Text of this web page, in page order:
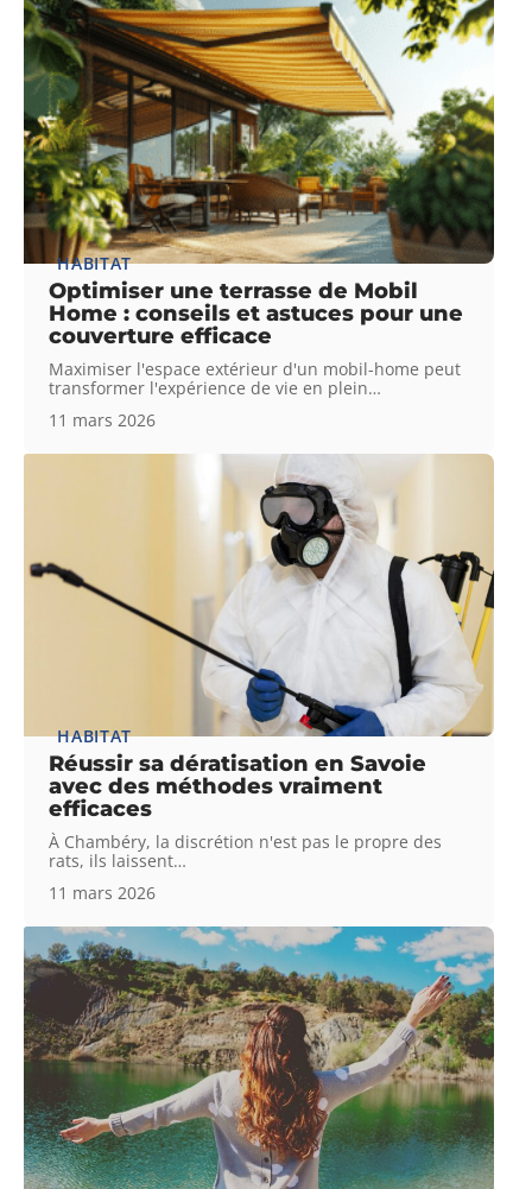
HABITAT
Optimiser une terrasse de Mobil
Home : conseils et astuces pour une
couverture efficace
Maximiser l'espace extérieur d'un mobil-home peut
transformer l'expérience de vie en plein…
11 mars 2026
HABITAT
Réussir sa dératisation en Savoie
avec des méthodes vraiment
efficaces
À Chambéry, la discrétion n'est pas le propre des
rats, ils laissent…
11 mars 2026